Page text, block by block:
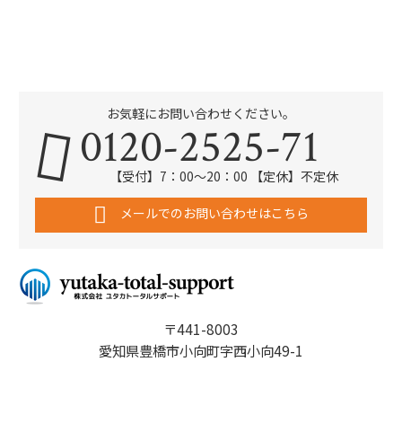
〒441-8003
愛知県豊橋市小向町字西小向49-1
お気軽にお問い合わせください。
0120-2525-71
【受付】7：00～20：00 【定休】不定休
メールでのお問い合わせはこちら